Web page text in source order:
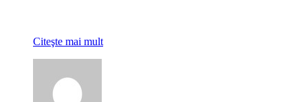
Citeşte mai mult